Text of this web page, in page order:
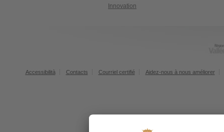
Innovation
Accessibilità Contacts Courriel certifié Aidez-nous à nous améliorer